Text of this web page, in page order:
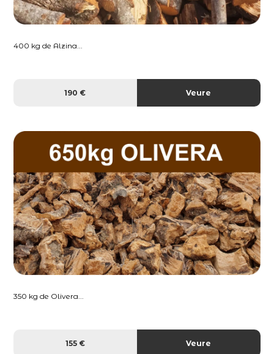
400 kg de Alzina...
190 € Veure
350 kg de Olivera...
155 € Veure